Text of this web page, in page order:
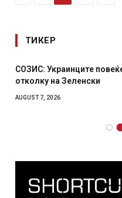
ТИКЕР
СОЗИС: Украинците
отколку на Зеленски
AUGUST 7, 2026